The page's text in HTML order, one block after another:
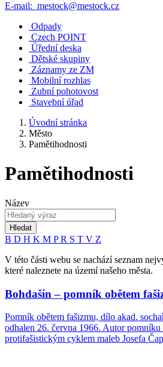
E-mail: mestock@mestock.cz
Odpady
Czech POINT
Úřední deska
Dětské skupiny
Záznamy ze ZM
Mobilní rozhlas
Zubní pohotovost
Stavební úřad
Úvodní stránka
Město
Pamětihodnosti
Pamětihodnosti
Název
Hledat
B D H K M PR S T V Z
V této části webu se nachází seznam
které naleznete na území našeho města.
Bohdašín – pomník obětem
Pomník obětem fašizmu, dílo akad.
odhalen 26. června 1966. Autor pomníku
protifašistickým cyklem maleb Josefa